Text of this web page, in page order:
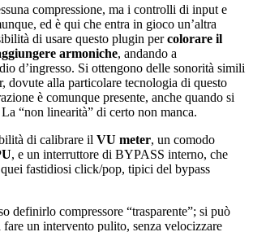
compressione, ma i controlli di input e
ed è qui che entra in gioco un’altra
di usare questo plugin percolorare il
armoniche, andando a
d’ingresso. Si ottengono delle sonorità simili
dovute alla particolare tecnologia di questo
è comunque presente, anche quando si
“non linearità” di certo non manca.
di calibrare il VU meter, un comodo
, e un interruttore di BYPASS interno, che
fastidiosi click/pop, tipici del bypass
definirlo compressore “trasparente”; si può
un intervento pulito, senza velocizzare